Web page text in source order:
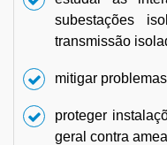
subestações
transmissão
mitigar
proteger
geral contra